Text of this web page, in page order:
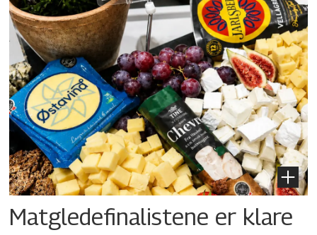
Matgledefinalistene er klare